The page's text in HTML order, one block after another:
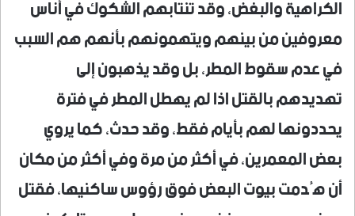
الكراهية والبغض، وقد تنتابهم الشكوك في أناس
معروفين من بينهم ويتهمونهم بأنهم هم السبب
في عدم سقوط المطر، بل وقد يذهبون إلى
تهديدهم بالقتل اذا لم يهطل المطر في فترة
يحددونها لهم بأيام فقط، وقد حدث، كما يروي
بعض المعمرين، في أكثر من مرة وفي أكثر من مكان
أن هُدمت بيوت البعض فوق رؤوس ساكنيها، فقتل